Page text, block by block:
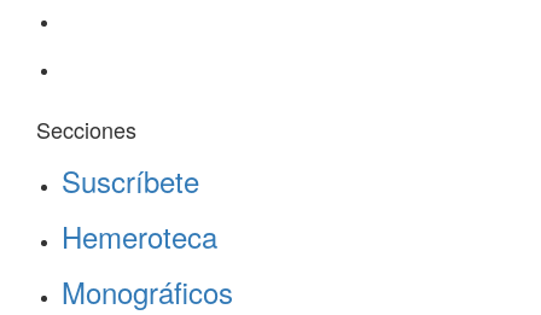
Secciones
Suscríbete
Hemeroteca
Monográficos